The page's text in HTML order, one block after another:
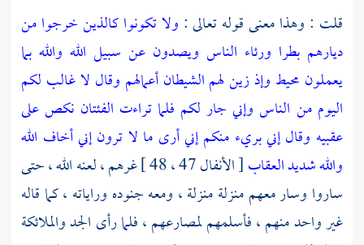
قلت : وهذا معنى قوله تعالى : ولا تكونوا كالذين خرجوا من
ديارهم بطرا ورئاء الناس ويصدون عن سبيل الله والله بما
يعملون محيط وإذ زين لهم الشيطان أعمالهم وقال لا غالب لكم
اليوم من الناس وإني جار لكم فلما تراءت الفئتان نكص على
عقبيه وقال إني بريء منكم إني أرى ما لا ترون إني أخاف الله
والله شديد العقاب
[ الأنفال 47 ، 48 ] غرهم ، لعنه الله ، حتى
ساروا وسار معهم منزلة منزلة ، ومعه جنوده وراياته ، كما قاله
غير واحد منهم ، فأسلمهم لمصارعهم ، فلما رأى الجد والملائكة